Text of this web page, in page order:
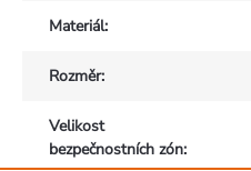
Materiál:
Rozměr:
Velikost
bezpečnostních zón: